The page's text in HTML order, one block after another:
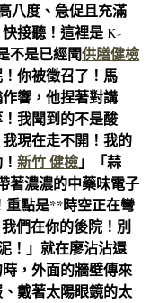
八度、急促且充滿
接聽！這裡是 K-
不是已經聞供膳健檢
你被徵召了！馬
響，他捏著對講
我聞到的不是酸
現在走不開！我的
新竹 健檢 」「蒜
著濃濃的中藥味電子
重點是**時空正在彎
們在你的後院！別
！」就在廖沾沾還
，外面的牆壁傳來
戴著太陽眼鏡的太